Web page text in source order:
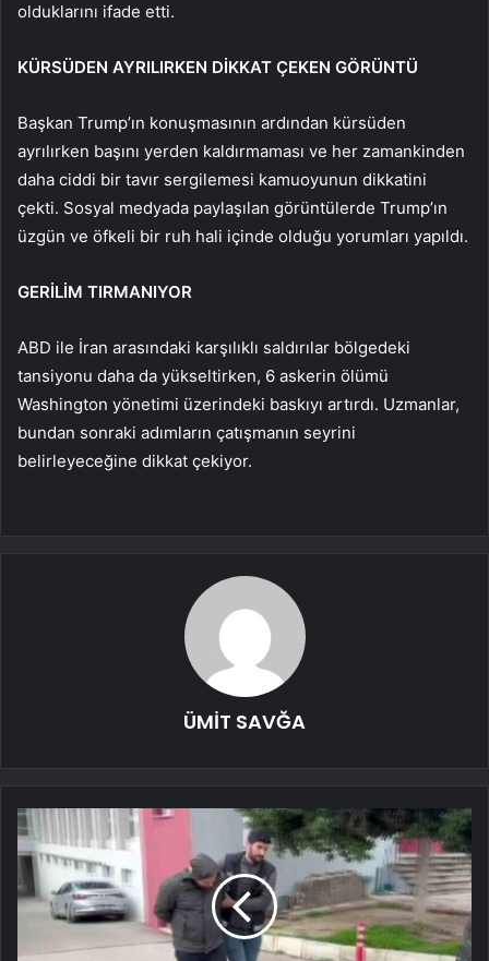
olduklarını ifade etti.
KÜRSÜDEN AYRILIRKEN DİKKAT ÇEKEN GÖRÜNTÜ
Başkan Trump’ın konuşmasının ardından kürsüden
ayrılırken başını yerden kaldırmaması ve her zamankinden
daha ciddi bir tavır sergilemesi kamuoyunun dikkatini
çekti. Sosyal medyada paylaşılan görüntülerde Trump’ın
üzgün ve öfkeli bir ruh hali içinde olduğu yorumları yapıldı.
GERİLİM TIRMANIYOR
ABD ile İran arasındaki karşılıklı saldırılar bölgedeki
tansiyonu daha da yükseltirken, 6 askerin ölümü
Washington yönetimi üzerindeki baskıyı artırdı. Uzmanlar,
bundan sonraki adımların çatışmanın seyrini
belirleyeceğine dikkat çekiyor.
ÜMİT SAVĞA